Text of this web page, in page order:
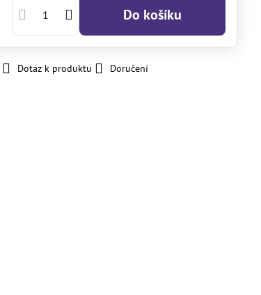
Do košíku
Dotaz k produktu Doručení